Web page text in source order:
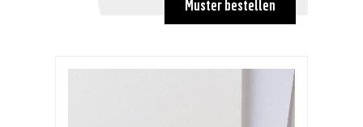
ab 12500
0,10 €
Muster bestellen